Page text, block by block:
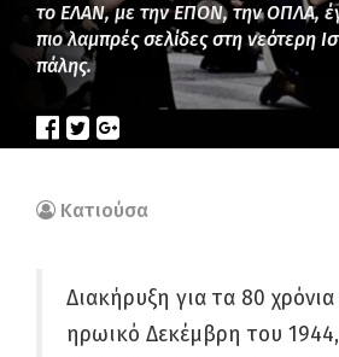
το ΕΛΑΝ, με την ΕΠΟΝ, την ΟΠΛΑ,
πιο λαμπρές σελίδες στη νεότερη
πάλης.
Κατιούσα
Διακήρυξη για τα 80
ηρωικό Δεκέμβρη του